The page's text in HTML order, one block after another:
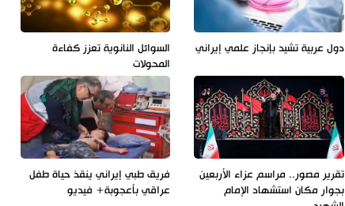
دول عربية تشيد بإنجاز علمي إيراني
السوائل النانوية تعزز كفاءة
المحولات
تقرير مصور.. مراسم عزاء الأربعين
بجوار مكان استشهاد الإمام
فريق طبي إيراني ينقذ حياة طفل
عراقي بأعجوبة+ فيديو